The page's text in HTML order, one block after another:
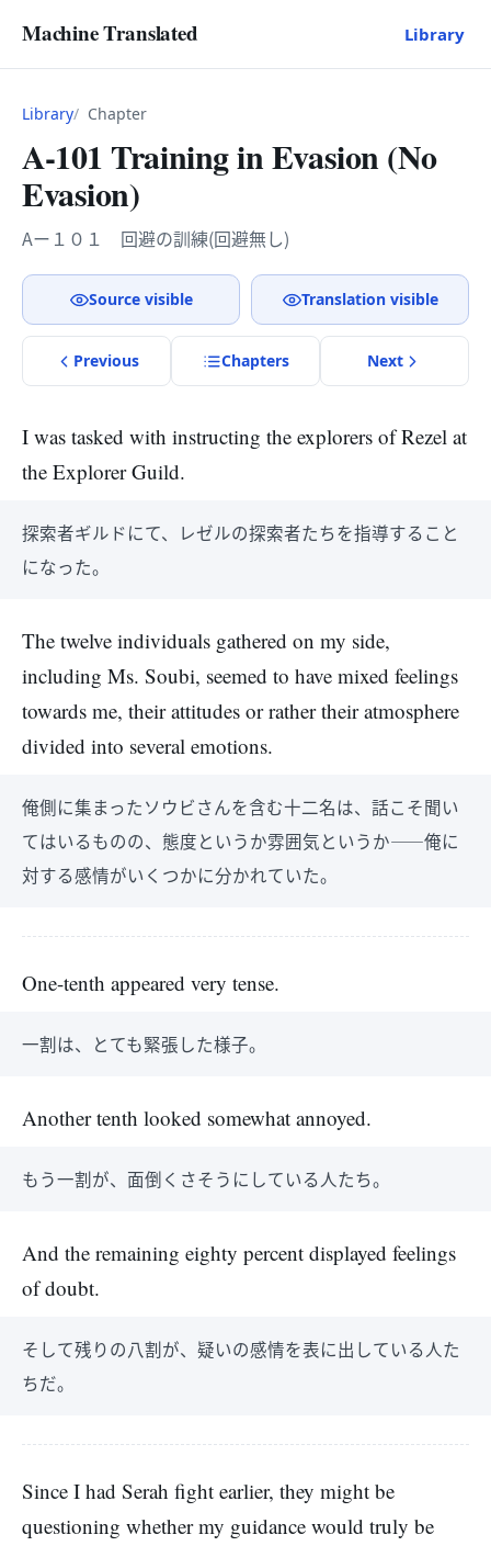
Machine Translated Library
Library Chapter
A-101 Training in Evasion (No
Evasion)
Aー１０１ 回避の訓練(回避無し)
Source visible Translation visible
Previous Chapters Next
I was tasked with instructing the explorers of Rezel at
the Explorer Guild.
探索者ギルドにて、レゼルの探索者たちを指導すること
になった。
The twelve individuals gathered on my side,
including Ms. Soubi, seemed to have mixed feelings
towards me, their attitudes or rather their atmosphere
divided into several emotions.
俺側に集まったソウビさんを含む十二名は、話こそ聞い
てはいるものの、態度というか雰囲気というか――俺に
対する感情がいくつかに分かれていた。
One-tenth appeared very tense.
一割は、とても緊張した様子。
Another tenth looked somewhat annoyed.
もう一割が、面倒くさそうにしている人たち。
And the remaining eighty percent displayed feelings
of doubt.
そして残りの八割が、疑いの感情を表に出している人た
ちだ。
Since I had Serah fight earlier, they might be
questioning whether my guidance would truly be